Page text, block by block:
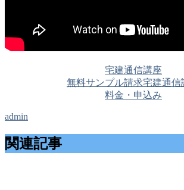
宅建通信講座
無料サンプル請求宅建通信
料金・申込み
admin
関連記事